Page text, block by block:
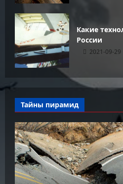
Какие
России
2021-09-29
Тайны пирамид